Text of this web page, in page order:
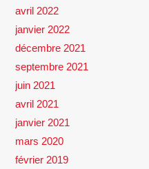
avril 2022
janvier 2022
décembre 2021
septembre 2021
juin 2021
avril 2021
janvier 2021
mars 2020
février 2019